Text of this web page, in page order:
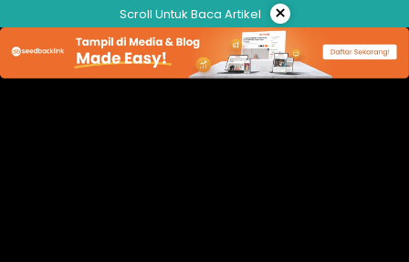
ke
konten
Scroll Untuk Baca Artikel ×